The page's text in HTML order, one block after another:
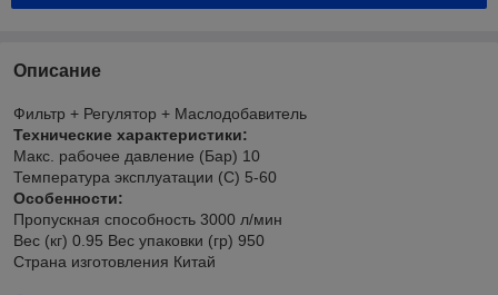
Описание
Фильтр + Регулятор + Маслодобавитель
Технические характеристики:
Макс. рабочее давление (Бар) 10
Температура эксплуатации (С) 5-60
Особенности:
Пропускная способность 3000 л/мин
Вес (кг) 0.95 Вес упаковки (гр) 950
Страна изготовления Китай